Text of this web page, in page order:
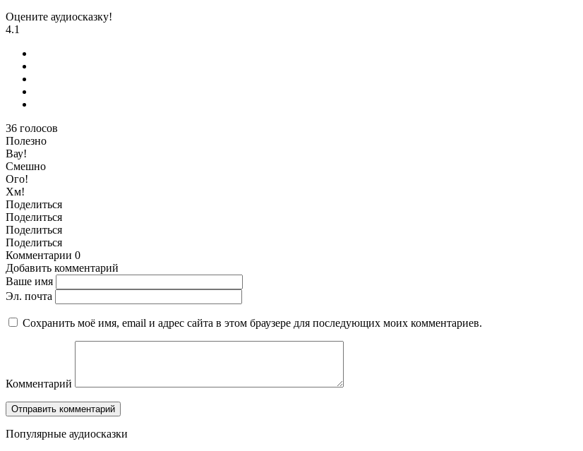
Оцените аудиосказку!
4.1
36 голосов
Полезно
Вау!
Смешно
Ого!
Хм!
Поделиться
Поделиться
Поделиться
Поделиться
Комментарии 0
Добавить комментарий
Ваше имя
Эл. почта
Сохранить моё имя, email и адрес сайта в этом браузере для последующих моих комментариев.
Комментарий
Популярные аудиосказки